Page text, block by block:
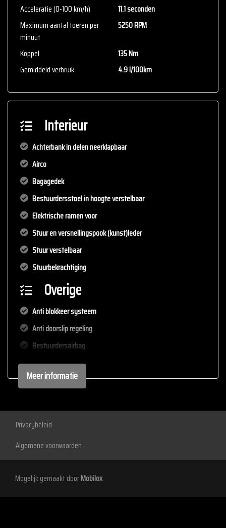
Acceleratie (0-100 km/h)
11.1 seconden
Maximum aantal toeren per
minuut
5250 RPM
Koppel
135 Nm
Gemiddeld verbruik
4.9 l/100km
Interieur
Achterbank in delen neerklapbaar
Airco
Bagagedek
Bestuurdersstoel in hoogte verstelbaar
Elektrische ramen voor
Stuur en versnellingspook (kunst)leder
Stuur verstelbaar
Stuurbekrachtiging
Overige
Anti blokkeer systeem
Anti doorslip regeling
Bestuurdersairbag
Bluetooth
Elektronisch stabiliteits programma
Passagiersairbag
Zij airbag(s) voor
Exterieur
Buitenspiegels elektrisch verstel- en verwarmbaar
Meer informatie
Privacybeleid
Algemene voorwaarden
Mogelijk gemaakt doorMobilox